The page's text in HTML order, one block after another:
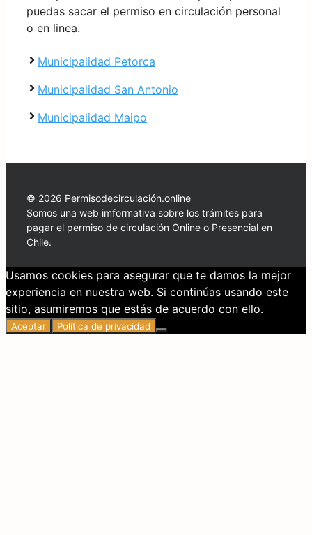
puedas sacar el permiso en circulación personal
o en linea.
Municipalidad Petorca
Municipalidad San Antonio
Municipalidad Maipo
© 2026 Permisodecirculación.online
Somos una web imformativa sobre los trámites para
pagar el permiso de circulación Online o Presencial en
Chile.
Usamos cookies para asegurar que te damos la mejor
experiencia en nuestra web. Si continúas usando este
sitio, asumiremos que estás de acuerdo con ello.
Aceptar Política de privacidad